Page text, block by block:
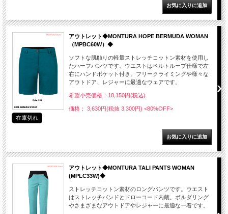
アウトレット◆MONTURA HOPE BERMUDA WOMAN
（MPBC60W）◆
ソフトな肌触りの軽量ストレッチコットン素材を使用し
たハーフパンツです。ウエストはベルトループ仕様で左
右にハンドポケット付き。フリークライミングや様々な
アウトドア、レジャーに最適なウェアです。
希望小売価格： 18,150円(税込)
価格： 3,630円(税抜 3,300円) <80%OFF>
在庫切れ
アウトレット◆MONTURA TALI PANTS WOMAN
(MPLC33W)◆
ストレッチコットン素材のロングパンツです。ウエスト
はストレッチバンドとドローコード内蔵。ボルダリング
やさまざまなアウトドアやレジャーに最適な一着です。